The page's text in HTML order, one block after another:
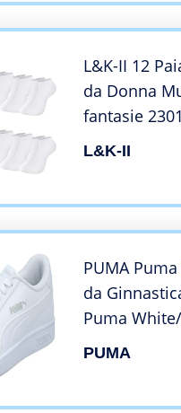
L&K-II 12
da Donna
fantasie
L&K-II
PUMA
da
Puma
PUMA